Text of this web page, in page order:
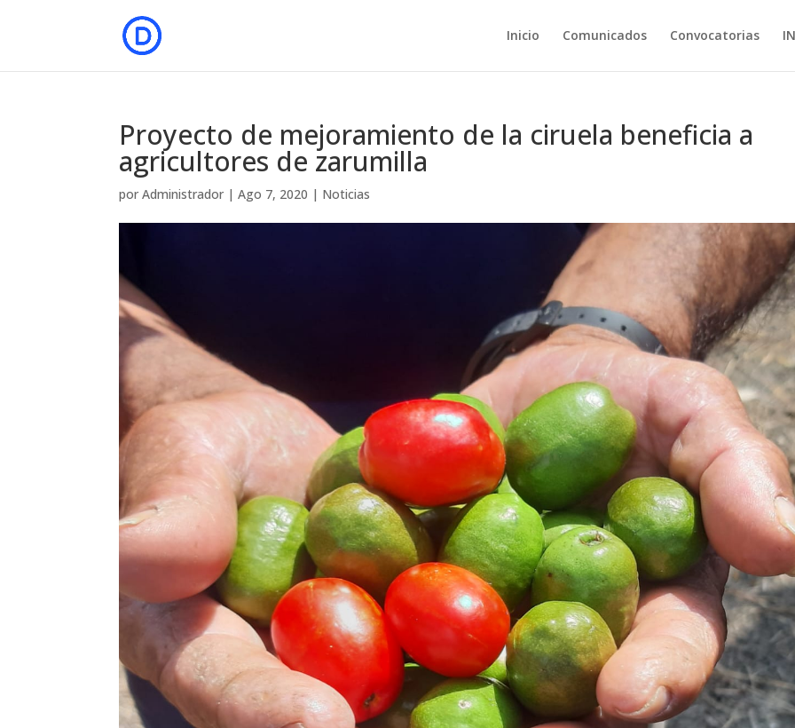
Inicio Comunicados Convocatorias
Proyecto de mejoramiento de la ciruela beneficia a
agricultores de zarumilla
porAdministrador |Ago 7, 2020 | Noticias